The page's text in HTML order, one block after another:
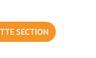
SECTION